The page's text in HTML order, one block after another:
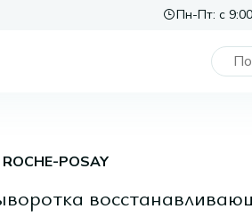
Пн-Пт: с
POSAY